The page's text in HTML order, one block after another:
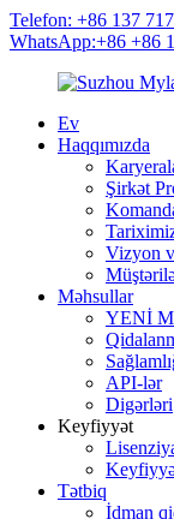
Telefon: +86 137
WhatsApp:+86 +86
Ev
Haqqımızda
Şirkət
Vizyon
Məhsullar
YENİ
API-lər
Digərləri
Keyfiyyət
Tətbiq
İdman